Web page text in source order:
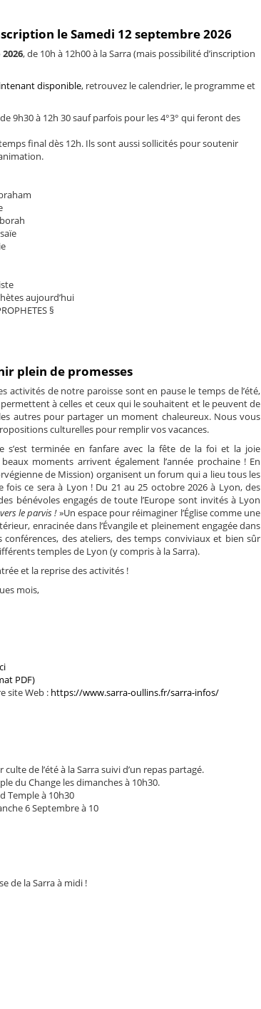
le Samedi 12 septembre 2026
, de 10h à 12h00 à la Sarra (mais possibilité d’inscription
disponible, retrouvez le calendrier, le programme et
9h30 à 12h 30 sauf parfois pour les 4°3° qui feront des
final dès 12h. Ils sont aussi sollicités pour soutenir
aujourd’hui
§
plein de promesses
activités de notre paroisse sont en pause le temps de l’été,
à celles et ceux qui le souhaitent et le peuvent de
autres pour partager un moment chaleureux. Nous vous
culturelles pour remplir vos vacances.
s’est terminée en fanfare avec la fête de la foi et la joie
moments arrivent également l’année prochaine ! En
de Mission) organisent un forum qui a lieu tous les
fois ce sera à Lyon ! Du 21 au 25 octobre 2026 à Lyon, des
bénévoles engagés de toute l’Europe sont invités à Lyon
le parvis !»Un espace pour réimaginer l’Église comme une
enracinée dans l’Évangile et pleinement engagée dans
des ateliers, des temps conviviaux et bien sûr
temples de Lyon (y compris à la Sarra).
et la reprise des activités !
mois,
PDF)
site Web : https://www.sarra-oullins.fr/sarra-infos/
de l’été à la Sarra suivi d’un repas partagé.
du Change les dimanches à 10h30.
Temple à 10h30
6 Septembre à 10
de la Sarra à midi !